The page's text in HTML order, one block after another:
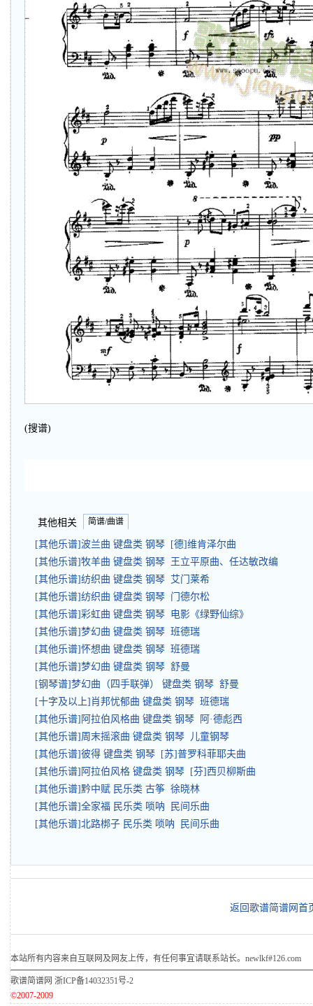
(搜谱)
其他相关 简谱/曲谱
[其他乐谱]波兰曲 键盘类 钢琴 [德]维肯泽尔曲
[其他乐谱]牧羊曲 键盘类 钢琴 王立平原曲、任达敏改编
[其他乐谱]纺织曲 键盘类 钢琴 艾门莱希
[其他乐谱]纺织曲 键盘类 钢琴 门德尔松
[其他乐谱]彩虹曲 键盘类 钢琴 电影《绿野仙综》
[其他乐谱]梦幻曲 键盘类 钢琴 班德瑞
[其他乐谱]怀想曲 键盘类 钢琴 班德瑞
[其他乐谱]梦幻曲 键盘类 钢琴 舒曼
[钢琴谱]梦幻曲（四手联弹） 键盘类 钢琴 舒曼
[十字及以上]肖邦忧郁曲 键盘类 钢琴 班德瑞
[其他乐谱]阿拉伯风格曲 键盘类 钢琴 阿·德彪西
[其他乐谱]周末摇滚曲 键盘类 钢琴 儿童钢琴
[其他乐谱]彼得 键盘类 钢琴 [苏]普罗科菲耶夫曲
[其他乐谱]阿拉伯风格 键盘类 钢琴 [芬]西贝柳斯曲
[其他乐谱]黔中赋 民乐类 古筝 徐晓林
[其他乐谱]全家福 民乐类 唢呐 民间乐曲
[其他乐谱]北路梆子 民乐类 唢呐 民间乐曲
返回歌谱简谱网首
本站所有内容来自互联网及网友上传，有任何事宜请联系站长。newlkf#126.com
歌谱简谱网 浙ICP备14032351号-2
©2007-2009